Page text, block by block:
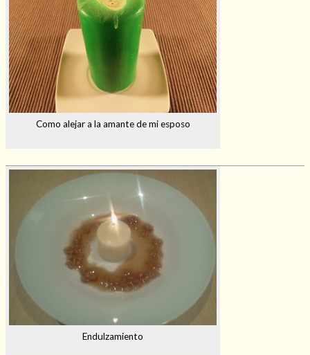
Como alejar a la amante de mi esposo
Endulzamiento